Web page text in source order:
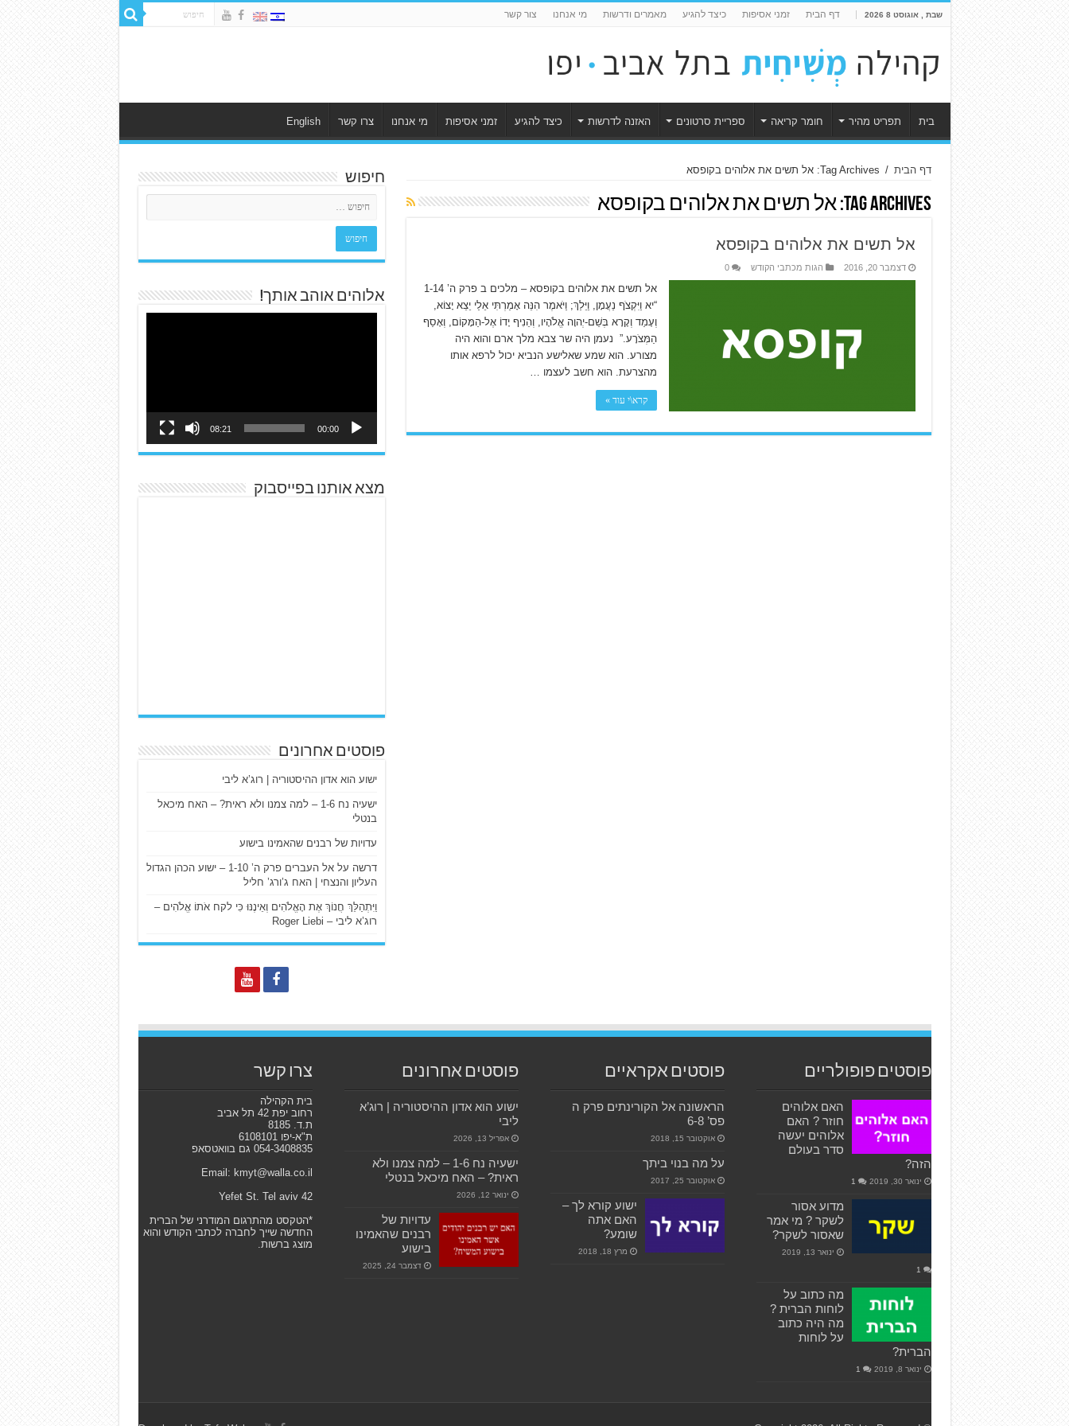
שבת , אוגוסט 8 2026 דף הבית זמני אסיפות כיצד להגיע מאמרים ודרשות מי אנחנו צור קשר
בית תפריט מהיר חומר קריאה ספריית סרטונים האזנה לדרשות כיצד להגיע זמני אסיפות מי אנחנו צרו קשר English
דף הבית / Tag Archives: אל תשים את אלוהים בקופסא
Tag Archives: אל תשים את אלוהים בקופסא
אל תשים את אלוהים בקופסא
דצמבר 20, 2016 הגות מכתבי הקודש 0
אל תשים את אלוהים בקופסא – מלכים ב פרק ה’ 1-14
“יא וַיִּקְצֹף נַעֲמָן, וַיֵּלַךְ; וַיֹּאמֶר הִנֵּה אָמַרְתִּי אֵלַי יֵצֵא יָצוֹא,
וְעָמַד וְקָרָא בְּשֵׁם-יְהוָה אֱלֹהָיו, וְהֵנִיף יָדוֹ אֶל-הַמָּקוֹם, וְאָסַף
הַמְּצֹרָע.” נעמן היה שר צבא מלך ארם והוא היה
מצורע. הוא שמע שאלישע הנביא יכול לרפא אותו
מהצרעת. הוא חשב לעצמו …
קרא\י עוד »
חיפוש
אלוהים אוהב אותך!
00:00
08:21
מצא אותנו בפייסבוק
פוסטים אחרונים
ישוע הוא אדון ההיסטוריה | רוג’א ליבי
ישעיה נח 1-6 – למה צמנו ולא ראית? – האח מיכאל
בנטלי
עדויות של רבנים שהאמינו בישוע
דרשה על אל העברים פרק ה’ 1-10 – ישוע הכהן הגדול
העליון והנצחי | האח ג’ורג’ חליל
וַיִּתְהַלֵּךְ חֲנוֹךְ אֶת הָאֱלֹהִים וְאֵינֶנּוּ כִּי לקח אֹתוֹ אֱלֹהִים –
רוג’א ליבי – Roger Liebi
פוסטים פופולריים
האם אלוהים
חוזר ? האם
אלוהים יעשה
סדר בעולם
הזה?
ינואר 30, 2019 1
מדוע אסור
לשקר ? מי אמר
שאסור לשקר?
ינואר 13, 2019
1
מה כתוב על
לוחות הברית ?
מה היה כתוב
על לוחות
הברית?
ינואר 8, 2019 1
פוסטים אקראיים
הראשונה אל הקורינתים פרק ה
פס’ 6-8
אוקטובר 15, 2018
על מה בנוי ביתך
אוקטובר 25, 2017
ישוע קורא לך –
האם אתה
שומע?
מרץ 18, 2018
פוסטים אחרונים
ישוע הוא אדון ההיסטוריה | רוג’א
ליבי
אפריל 13, 2026
ישעיה נח 1-6 – למה צמנו ולא
ראית? – האח מיכאל בנטלי
ינואר 12, 2026
עדויות של
רבנים שהאמינו
בישוע
דצמבר 24, 2025
צרו קשר
בית הקהילה
רחוב יפת 42 תל אביב
ת.ד. 8185
ת"א-יפו 6108101
054-3408835 גם בוואטסאפ
Email: kmyt@walla.co.il
42 Yefet St. Tel aviv
*הטקסט מהתרגום המודרני של הברית
החדשה שייך לחברה לכתבי הקודש והוא
מוצג ברשות.